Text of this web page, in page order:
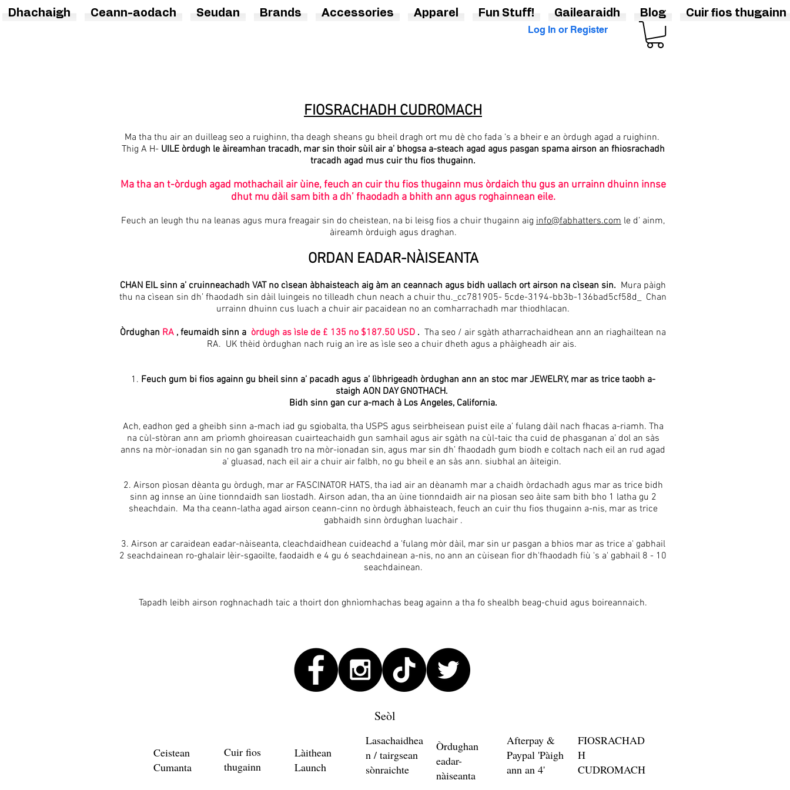
Log In or Register
FIOSRACHADH CUDROMACH
Ma tha thu air an duilleag seo a ruighinn, tha deagh sheans gu bheil dragh ort mu dè cho fada ‘s a bheir e an òrdugh agad a ruighinn.
Thig A H- UILE òrdugh le àireamhan tracadh, mar sin thoir sùil air a’ bhogsa a-steach agad agus pasgan spama airson an fhiosrachadh
tracadh agad mus cuir thu fios thugainn.
Ma tha an t-òrdugh agad mothachail air ùine, feuch an cuir thu fios thugainn mus òrdaich thu gus an urrainn dhuinn innse
dhut mu dàil sam bith a dh’ fhaodadh a bhith ann agus roghainnean eile.
Feuch an leugh thu na leanas agus mura freagair sin do cheistean, na bi leisg fios a chuir thugainn aig info@fabhatters.com le d’ ainm,
àireamh òrduigh agus draghan.
ORDAN EADAR-NÀISEANTA
CHAN EIL sinn a’ cruinneachadh VAT no cìsean àbhaisteach aig àm an ceannach agus bidh uallach ort airson na cìsean sin. Mura pàigh
thu na cìsean sin dh’ fhaodadh sin dàil luingeis no tilleadh chun neach a chuir thu._cc781905- 5cde-3194-bb3b-136bad5cf58d_ Chan
urrainn dhuinn cus luach a chuir air pacaidean no an comharrachadh mar thiodhlacan.
Òrdughan RA , feumaidh sinn a òrdugh as ìsle de £ 135 no $187.50 USD . Tha seo / air sgàth atharrachaidhean ann an riaghailtean na
RA. UK thèid òrdughan nach ruig an ìre as ìsle seo a chuir dheth agus a phàigheadh air ais.
1. Feuch gum bi fios againn gu bheil sinn a’ pacadh agus a’ lìbhrigeadh òrdughan ann an stoc mar JEWELRY, mar as trice taobh a-
staigh AON DAY GNOTHACH.
Bidh sinn gan cur a-mach à Los Angeles, California.
Ach, eadhon ged a gheibh sinn a-mach iad gu sgiobalta, tha USPS agus seirbheisean puist eile a’ fulang dàil nach fhacas a-riamh. Tha
na cùl-stòran ann am prìomh ghoireasan cuairteachaidh gun samhail agus air sgàth na cùl-taic tha cuid de phasganan a’ dol an sàs
anns na mòr-ionadan sin no gan sganadh tro na mòr-ionadan sin, agus mar sin dh’ fhaodadh gum biodh e coltach nach eil an rud agad
a’ gluasad, nach eil air a chuir air falbh, no gu bheil e an sàs ann. siubhal an àiteigin.
2. Airson pìosan dèanta gu òrdugh, mar ar FASCINATOR HATS, tha iad air an dèanamh mar a chaidh òrdachadh agus mar as trice bidh
sinn ag innse an ùine tionndaidh san liostadh. Airson adan, tha an ùine tionndaidh air na pìosan seo àite sam bith bho 1 latha gu 2
sheachdain. Ma tha ceann-latha agad airson ceann-cinn no òrdugh àbhaisteach, feuch an cuir thu fios thugainn a-nis, mar as trice
gabhaidh sinn òrdughan luachair .
3. Airson ar caraidean eadar-nàiseanta, cleachdaidhean cuideachd a 'fulang mòr dàil, mar sin ur pasgan a bhios mar as trice a' gabhail
2 seachdainean ro-ghalair lèir-sgaoilte, faodaidh e 4 gu 6 seachdainean a-nis, no ann an cùisean fìor dh'fhaodadh fiù 's a' gabhail 8 - 10
seachdainean.
Tapadh leibh airson roghnachadh taic a thoirt don ghnìomhachas beag againn a tha fo shealbh beag-chuid agus boireannaich.
Dhachaigh Ceann-aodach Seudan Brands Accessories Apparel Fun Stuff! Gailearaidh Blog Cuir fios thugainn
Seòl
Ceistean
Cumanta
Cuir fios
thugainn
Làithean
Launch
Lasachaidhea
n / tairgsean
sònraichte
Òrdughan
eadar-
nàiseanta
Afterpay &
Paypal 'Pàigh
ann an 4'
FIOSRACHAD
H
CUDROMACH